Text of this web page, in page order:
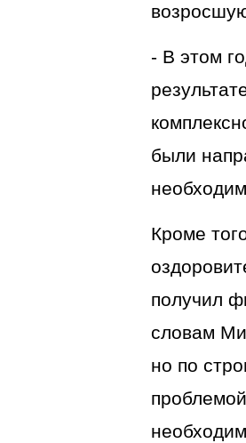
- В этом
были
Кроме
получил
словам
но по